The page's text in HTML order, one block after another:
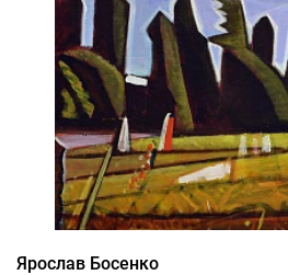
Ярослав Босенко